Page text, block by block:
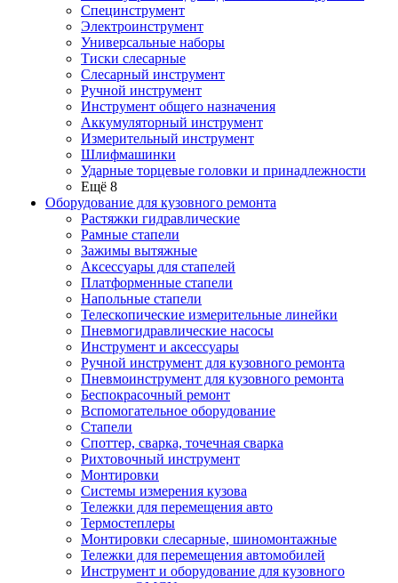
Специнструмент
Электроинструмент
Универсальные наборы
Тиски слесарные
Слесарный инструмент
Ручной инструмент
Инструмент общего назначения
Аккумуляторный инструмент
Измерительный инструмент
Шлифмашинки
Ударные торцевые головки и принадлежности
Ещё 8
Оборудование для кузовного ремонта
Растяжки гидравлические
Рамные стапели
Зажимы вытяжные
Аксессуары для стапелей
Платформенные стапели
Напольные стапели
Телескопические измерительные линейки
Пневмогидравлические насосы
Инструмент и аксессуары
Ручной инструмент для кузовного ремонта
Пневмоинструмент для кузовного ремонта
Беспокрасочный ремонт
Вспомогательное оборудование
Стапели
Споттер, сварка, точечная сварка
Рихтовочный инструмент
Монтировки
Системы измерения кузова
Тележки для перемещения авто
Термостеплеры
Монтировки слесарные, шиномонтажные
Тележки для перемещения автомобилей
Инструмент и оборудование для кузовного